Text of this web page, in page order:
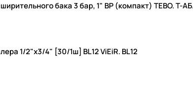
бака 3 бар, 1" ВР (компакт) ТЕВО. T-
1/2"x3/4" [30/1ш] BL12 ViEiR. BL12